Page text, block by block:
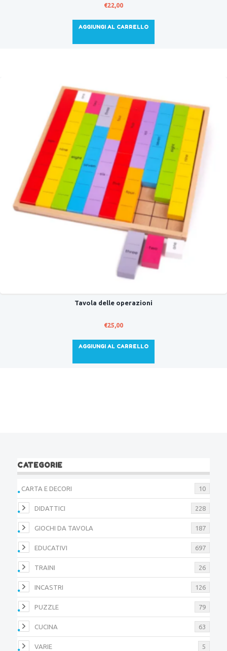
€22,00
AGGIUNGI AL CARRELLO
Tavola delle operazioni
€25,00
AGGIUNGI AL CARRELLO
CATEGORIE
CARTA E DECORI 10
DIDATTICI 228
GIOCHI DA TAVOLA 187
EDUCATIVI 697
TRAINI 26
INCASTRI 126
PUZZLE 79
CUCINA 63
VARIE 5